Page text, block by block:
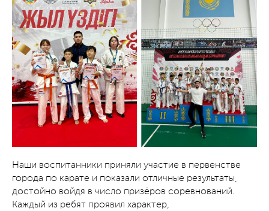
Наши воспитанники приняли участие в первенстве
города по карате и показали отличные результаты,
достойно войдя в число призёров соревнований.
Каждый из ребят проявил характер,